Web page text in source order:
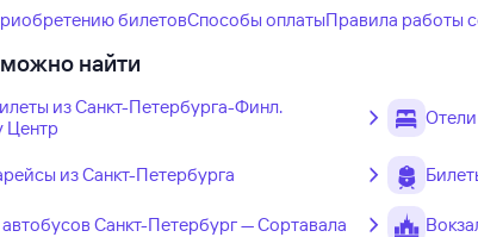
билетовСпособы оплатыПравила работы
найти
из Санкт-Петербурга-Финл.
Центр
из Санкт-Петербурга
Санкт-Петербург — Сортавала